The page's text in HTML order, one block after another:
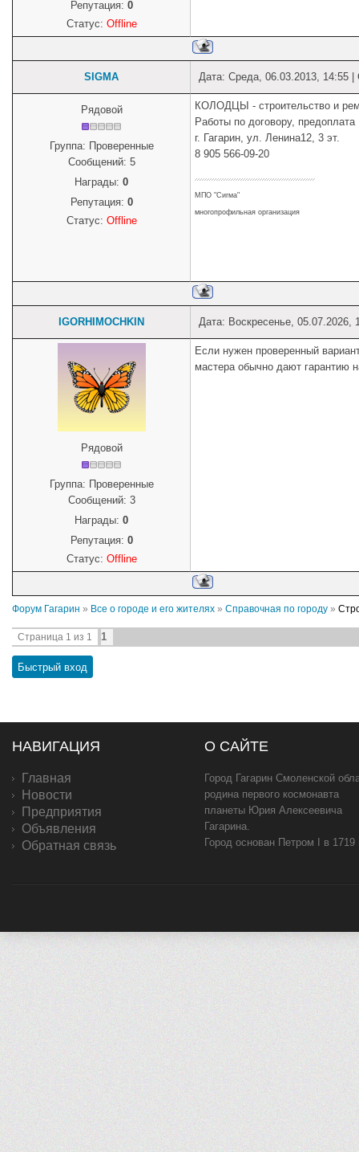
Репутация: 0
Статус: Offline
SIGMA Дата: Среда, 06.03.2013, 14:55
Рядовой
Группа: Проверенные
Сообщений: 5
Награды: 0
Репутация: 0
Статус: Offline
КОЛОДЦЫ - строительство и
Работы по договору, предоплата
г. Гагарин, ул. Ленина12, 3 эт.
8 905 566-09-20
МПО "Сигма"
многопрофильная организация
IGORHIMOCHKIN Дата: Воскресенье,
Рядовой
Группа: Проверенные
Сообщений: 3
Награды: 0
Репутация: 0
Статус: Offline
Если нужен проверенный
мастера обычно дают гарантию
Форум Гагарин » Все о городе и его жителях » Справочная по городу »
Страница 1 из 1 1
НАВИГАЦИЯ
Главная
Новости
Предприятия
Объявления
Обратная связь
О САЙТЕ
Город Гагарин Смоленской
родина первого космонавта
планеты Юрия Алексеевича
Гагарина.
Город основан Петром I в 1719